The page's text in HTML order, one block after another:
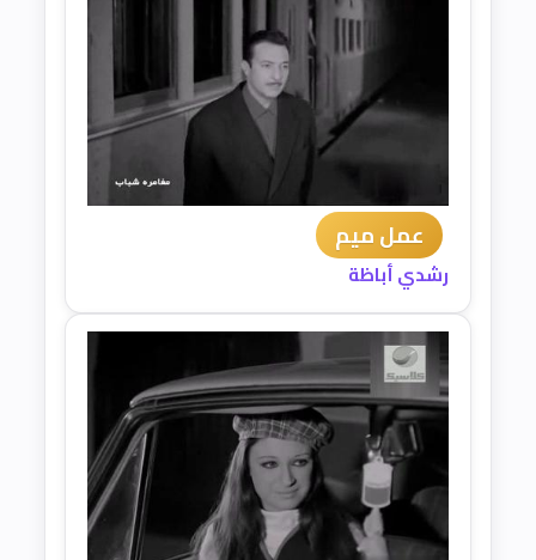
عمل ميم
رشدي أباظة